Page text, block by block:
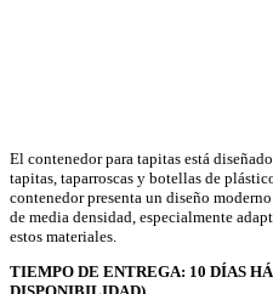
El contenedor para tapitas está
tapitas, taparroscas y botellas de
contenedor presenta un diseño
de media densidad, especialmente
estos materiales.
TIEMPO DE ENTREGA: 10 DÍAS